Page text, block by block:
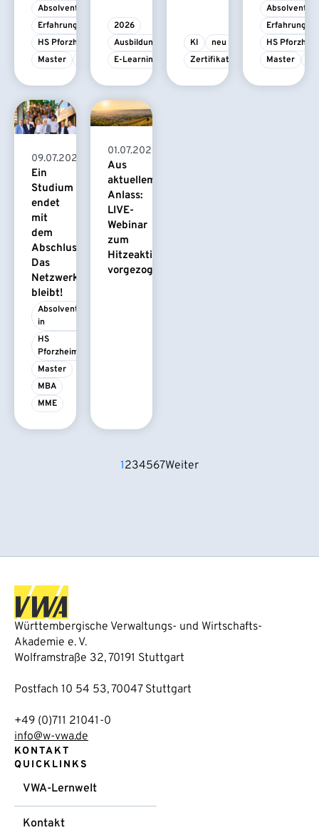
Absolvent/-in
Erfahrungsbericht
HS Pforzheim
Master
2026
Ausbildung
E-Learning
KI
neu
Zertifikatskurs
Absolvent/-
HS
Master
09.07.2026
Ein
Studium
endet
mit
dem
Abschluss.
Das
Netzwerk
bleibt!
Absolvent/-
in
HS
Pforzheim
Master
MBA
MME
01.07.2026
Aus
aktuellem
Anlass:
LIVE-
Webinar
zum
Hitzeaktionsplan
vorgezogen
1234567Weiter
Württembergische Verwaltungs- und Wirtschafts-
Akademie e. V.
Wolframstraße 32, 70191 Stuttgart
Postfach 10 54 53, 70047 Stuttgart
+49 (0)711 21041-0
info@w-vwa.de
KONTAKT
QUICKLINKS
VWA-Lernwelt
Kontakt